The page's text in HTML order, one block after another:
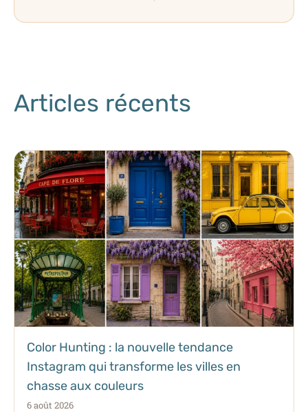
Articles récents
Color Hunting : la nouvelle tendance
Instagram qui transforme les villes en
chasse aux couleurs
6 août 2026